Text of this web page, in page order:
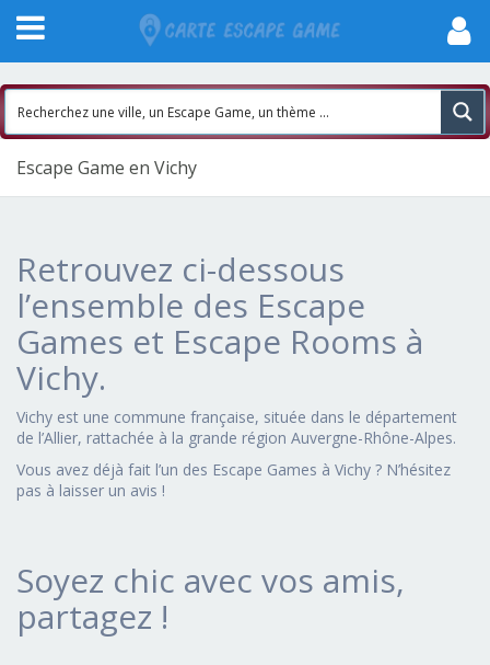
Escape Game en Vichy
Retrouvez ci-dessous
l’ensemble des Escape
Games et Escape Rooms à
Vichy.
Vichy est une commune française, située dans le département
de l’Allier, rattachée à la grande région Auvergne-Rhône-Alpes.
Vous avez déjà fait l’un des Escape Games à Vichy ? N’hésitez
pas à laisser un avis !
Soyez chic avec vos amis,
partagez !